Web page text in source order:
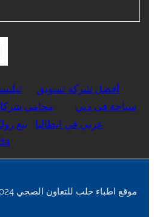
أفضل شركة تسويق
سياحة في دبي
محامي
عربي في ايطاليا
بيع
© 2024 موقع اطباء حلب للتعاون الصحي